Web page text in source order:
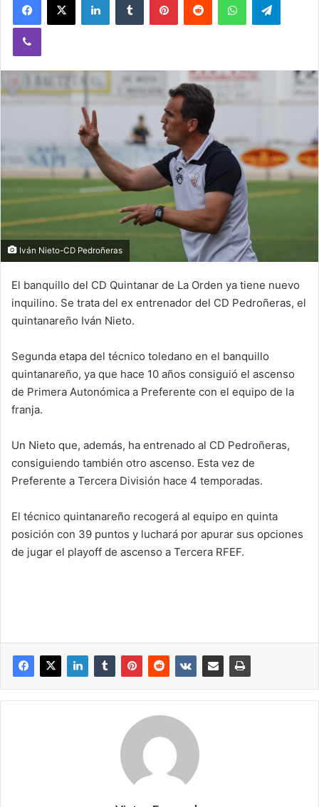
Iván Nieto-CD Pedroñeras
El banquillo del CD Quintanar de La Orden ya tiene nuevo
inquilino. Se trata del ex entrenador del CD Pedroñeras, el
quintanareño Iván Nieto.
Segunda etapa del técnico toledano en el banquillo
quintanareño, ya que hace 10 años consiguió el ascenso
de Primera Autonómica a Preferente con el equipo de la
franja.
Un Nieto que, además, ha entrenado al CD Pedroñeras,
consiguiendo también otro ascenso. Esta vez de
Preferente a Tercera División hace 4 temporadas.
El técnico quintanareño recogerá al equipo en quinta
posición con 39 puntos y luchará por apurar sus opciones
de jugar el playoff de ascenso a Tercera RFEF.